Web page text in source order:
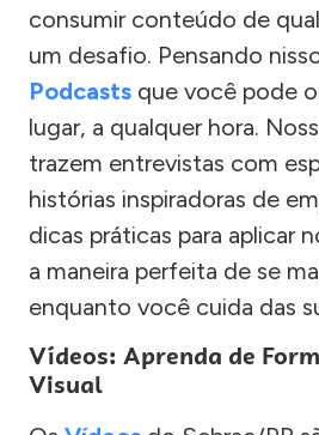
consumir conteúdo de
um desafio. Pensando
Podcasts que você pode
lugar, a qualquer hora.
trazem entrevistas com
histórias inspiradoras de
dicas práticas para aplicar
a maneira perfeita de se
enquanto você cuida das
Vídeos: Aprenda de
Visual